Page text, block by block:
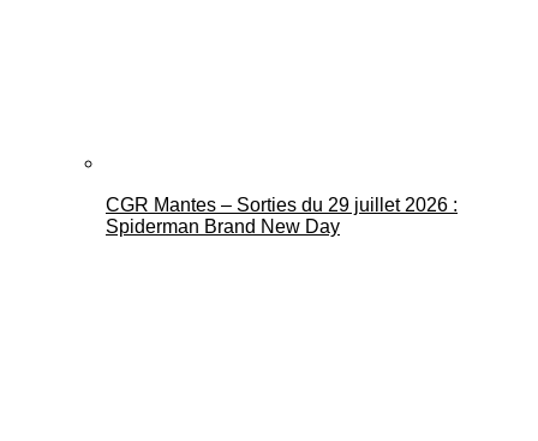
CGR Mantes – Sorties du 29 juillet 2026 :
Spiderman Brand New Day